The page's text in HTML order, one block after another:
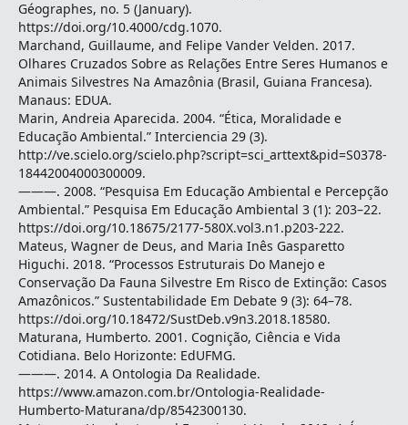
Géographes, no. 5 (January).
https://doi.org/10.4000/cdg.1070.
Marchand, Guillaume, and Felipe Vander Velden. 2017.
Olhares Cruzados Sobre as Relações Entre Seres Humanos e
Animais Silvestres Na Amazônia (Brasil, Guiana Francesa).
Manaus: EDUA.
Marin, Andreia Aparecida. 2004. “Ética, Moralidade e
Educação Ambiental.” Interciencia 29 (3).
http://ve.scielo.org/scielo.php?script=sci_arttext&pid=S0378-
18442004000300009.
———. 2008. “Pesquisa Em Educação Ambiental e Percepção
Ambiental.” Pesquisa Em Educação Ambiental 3 (1): 203–22.
https://doi.org/10.18675/2177-580X.vol3.n1.p203-222.
Mateus, Wagner de Deus, and Maria Inês Gasparetto
Higuchi. 2018. “Processos Estruturais Do Manejo e
Conservação Da Fauna Silvestre Em Risco de Extinção: Casos
Amazônicos.” Sustentabilidade Em Debate 9 (3): 64–78.
https://doi.org/10.18472/SustDeb.v9n3.2018.18580.
Maturana, Humberto. 2001. Cognição, Ciência e Vida
Cotidiana. Belo Horizonte: EdUFMG.
———. 2014. A Ontologia Da Realidade.
https://www.amazon.com.br/Ontologia-Realidade-
Humberto-Maturana/dp/8542300130.